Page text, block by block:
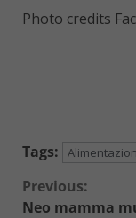
Photo credits
Tags:
Continue
Previous:
Neo mamma